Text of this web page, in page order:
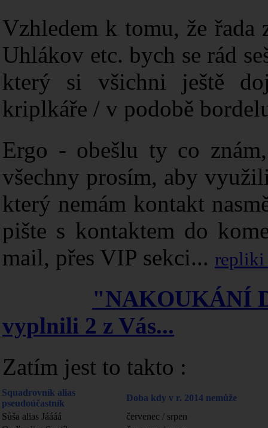
Vzhledem k tomu, že řada
Uhlákov etc. bych se rád
který si všichni ještě
kriplkáře / v podobě
Ergo - obešlu ty co
všechny prosím, aby
který nemám kontakt
pište s kontaktem do
mail, přes VIP sekci... repliki
"NAKOUKÁNÍ
vyplnili 2 z Vás...
Zatím jest to takto :
Squadrovník alias
pseudoúčastník
Doba kdy v r. 2014 nemůže
Sůša alias Jáááá
červenec / srpen